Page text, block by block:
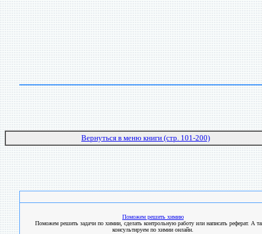
Вернуться в меню книги (стр. 101-200)
Поможем решить химию
Поможем решить задачи по химии, сделать контрольную работу или написать реферат. А
консультируем по химии онлайн.